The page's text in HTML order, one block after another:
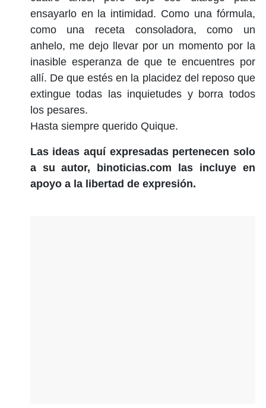
ensayarlo en la intimidad. Como una fórmula,
como una receta consoladora, como un
anhelo, me dejo llevar por un momento por la
inasible esperanza de que te encuentres por
allí. De que estés en la placidez del reposo que
extingue todas las inquietudes y borra todos
los pesares.
Hasta siempre querido Quique.
Las ideas aquí expresadas pertenecen solo
a su autor, binoticias.com las incluye en
apoyo a la libertad de expresión.